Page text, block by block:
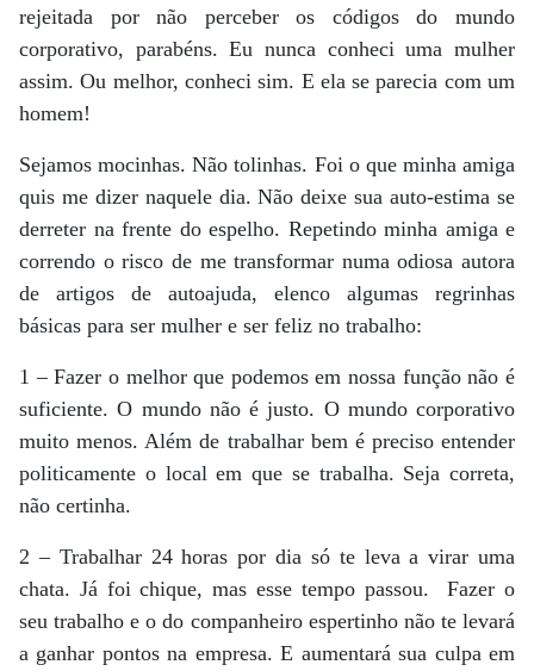
rejeitada por não perceber os códigos do mundo
corporativo, parabéns. Eu nunca conheci uma mulher
assim. Ou melhor, conheci sim. E ela se parecia com um
homem!
Sejamos mocinhas. Não tolinhas. Foi o que minha amiga
quis me dizer naquele dia. Não deixe sua auto-estima se
derreter na frente do espelho. Repetindo minha amiga e
correndo o risco de me transformar numa odiosa autora
de artigos de autoajuda, elenco algumas regrinhas
básicas para ser mulher e ser feliz no trabalho:
1 – Fazer o melhor que podemos em nossa função não é
suficiente. O mundo não é justo. O mundo corporativo
muito menos. Além de trabalhar bem é preciso entender
politicamente o local em que se trabalha. Seja correta,
não certinha.
2 – Trabalhar 24 horas por dia só te leva a virar uma
chata. Já foi chique, mas esse tempo passou. Fazer o
seu trabalho e o do companheiro espertinho não te levará
a ganhar pontos na empresa. E aumentará sua culpa em